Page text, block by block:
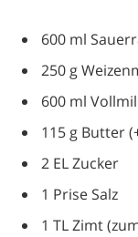
600 ml
250 g
600 ml
115 g Butter
2 EL Zucker
1 Prise Salz
1 TL Zimt